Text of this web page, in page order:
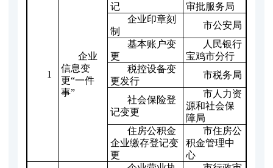
1
企业
信息变
更“一件
事”
记
审批服务局
企业印章刻
制
市公安局
基本账户变
更
人民银行
宝鸡市分行
税控设备变
更发行
市税务局
社会保险登
记变更
市人力资
源和社会保
障局
住房公积金
企业缴存登记变
更
市住房公
积金管理中
心